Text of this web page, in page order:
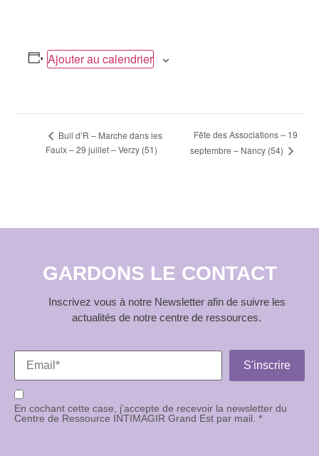
Ajouter au calendrier
Navigation
Évènement
Bull d’R – Marche dans les
Faulx – 29 juillet – Verzy (51)
Fête des Associations – 19
septembre – Nancy (54)
GARDONS LE CONTACT
Inscrivez vous à notre Newsletter afin de suivre les
actualités de notre centre de ressources.
En cochant cette case, j’accepte de recevoir la newsletter du
Centre de Ressource INTIMAGIR Grand Est par mail. *